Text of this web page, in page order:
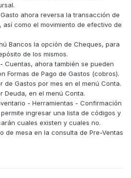
ahora reversa la transacción de
así como el movimiento de efectivo de
Bancos la opción de Cheques, para
de los mismos.
Cuentas, ahora también se pueden
Formas de Pago de Gastos (cobros).
de Gastos por mes en el menú Conta.
Deuda, en el menú Conta.
- Herramientas - Confirmación
ingresar una lista de códigos y
cuales existen y cuales no.
de mesa en la consulta de Pre-Ventas